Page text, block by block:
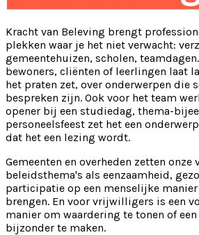
Kracht van Beleving brengt
plekken waar je het niet verwacht:
gemeentehuizen, scholen,
bewoners, cliënten of leerlingen laat
het praten zet, over onderwerpen die
bespreken zijn. Ook voor het team
opener bij een studiedag, thema-
personeelsfeest zet het een
dat het een lezing wordt.
Gemeenten en overheden zetten
beleidsthema's als eenzaamheid,
participatie op een menselijke
brengen. En voor vrijwilligers is een
manier om waardering te tonen of
bijzonder te maken.